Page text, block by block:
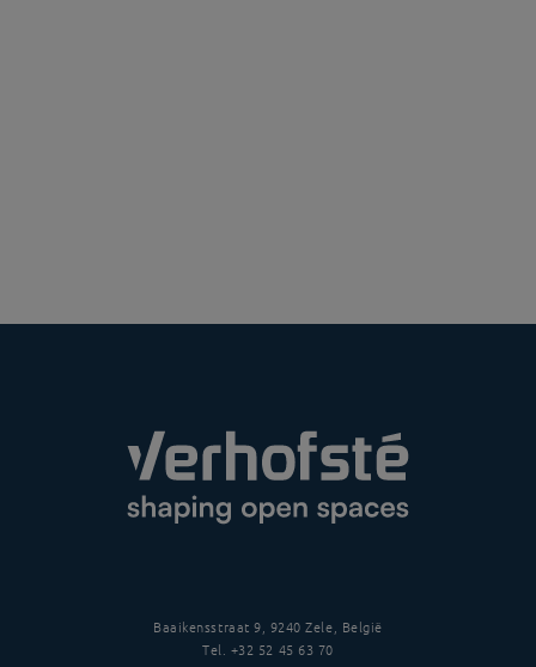
Baaikensstraat 9, 9240 Zele, België
Tel. +32 52 45 63 70